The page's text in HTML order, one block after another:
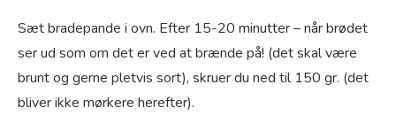
Sæt bradepande i ovn. Efter 15-20 minutter – når brødet
ser ud som om det er ved at brænde på! (det skal være
brunt og gerne pletvis sort), skruer du ned til 150 gr. (det
bliver ikke mørkere herefter).